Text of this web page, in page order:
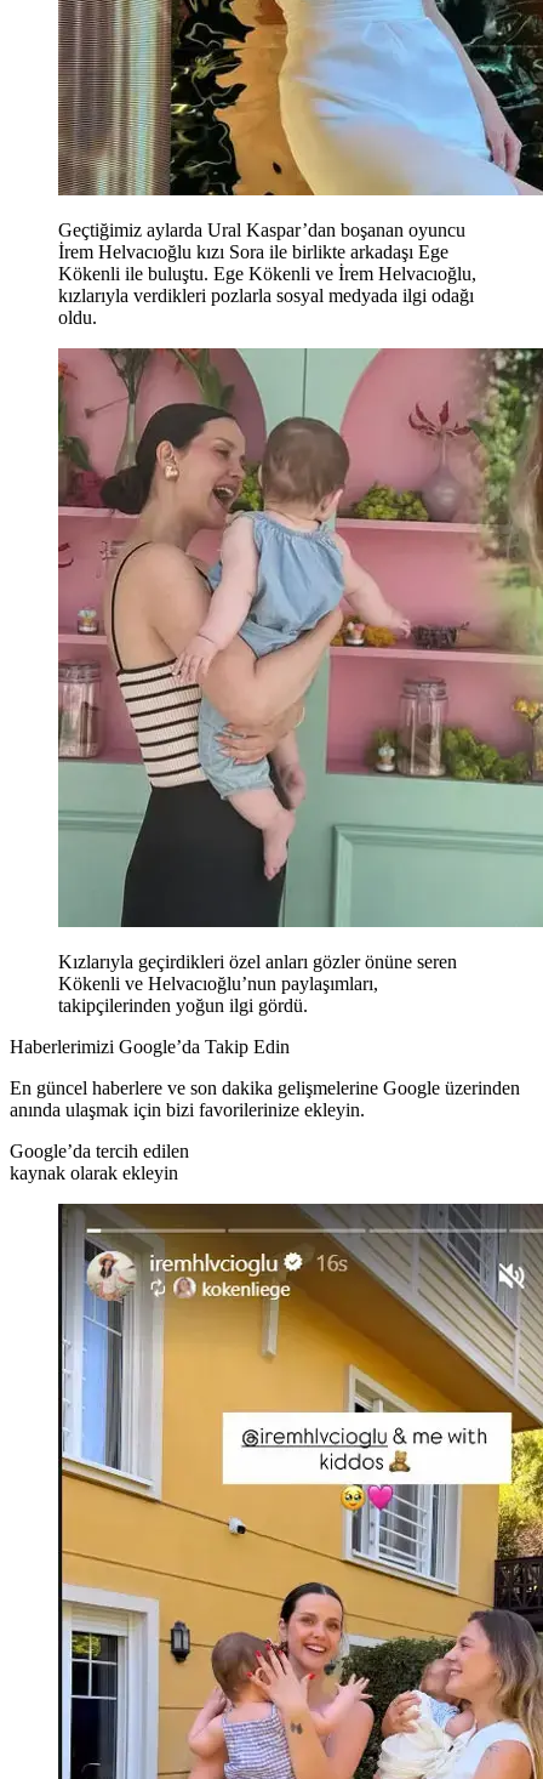
Geçtiğimiz aylarda Ural Kaspar’dan boşanan oyuncu
İrem Helvacıoğlu kızı Sora ile birlikte arkadaşı Ege
Kökenli ile buluştu. Ege Kökenli ve İrem Helvacıoğlu,
kızlarıyla verdikleri pozlarla sosyal medyada ilgi odağı
oldu.
Kızlarıyla geçirdikleri özel anları gözler önüne seren
Kökenli ve Helvacıoğlu’nun paylaşımları,
takipçilerinden yoğun ilgi gördü.
Haberlerimizi Google’da Takip Edin
En güncel haberlere ve son dakika gelişmelerine Google üzerinden
anında ulaşmak için bizi favorilerinize ekleyin.
Google’da tercih edilen
kaynak olarak ekleyin